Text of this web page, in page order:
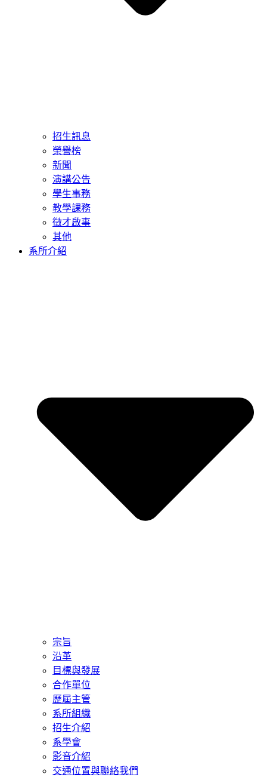
招生訊息
榮譽榜
新聞
演講公告
學生事務
教學課務
徵才啟事
其他
系所介紹
宗旨
沿革
目標與發展
合作單位
歷屆主管
系所組織
招生介紹
系學會
影音介紹
交通位置與聯絡我們